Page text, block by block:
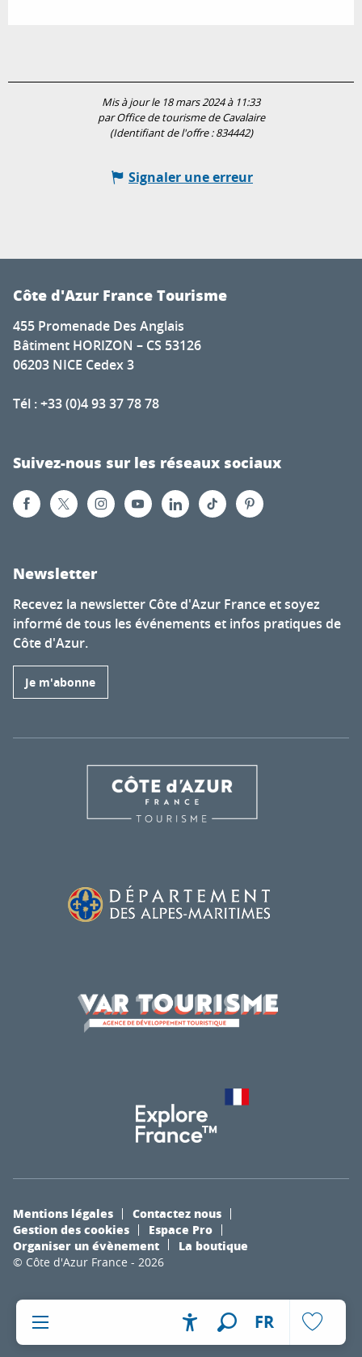
AccessibilitéVoir les
Recherche
FR
Mis à jour le 18 mars 2024 à 11:33
par Office de tourisme de Cavalaire
(Identifiant de l'offre :834442)
Signaler une erreur
Côte d'Azur France Tourisme
455 Promenade Des Anglais
Bâtiment HORIZON – CS 53126
06203 NICE Cedex 3
Tél : +33 (0)4 93 37 78 78
Suivez-nous sur les réseaux sociaux
Newsletter
Recevez la newsletter Côte d'Azur France et soyez
informé de tous les événements et infos pratiques de
Côte d'Azur.
Je m'abonne
© Côte d'Azur France - 2026
Mentions légales
Contactez nous
Gestion des cookies
Espace Pro
Organiser un évènement
La boutique